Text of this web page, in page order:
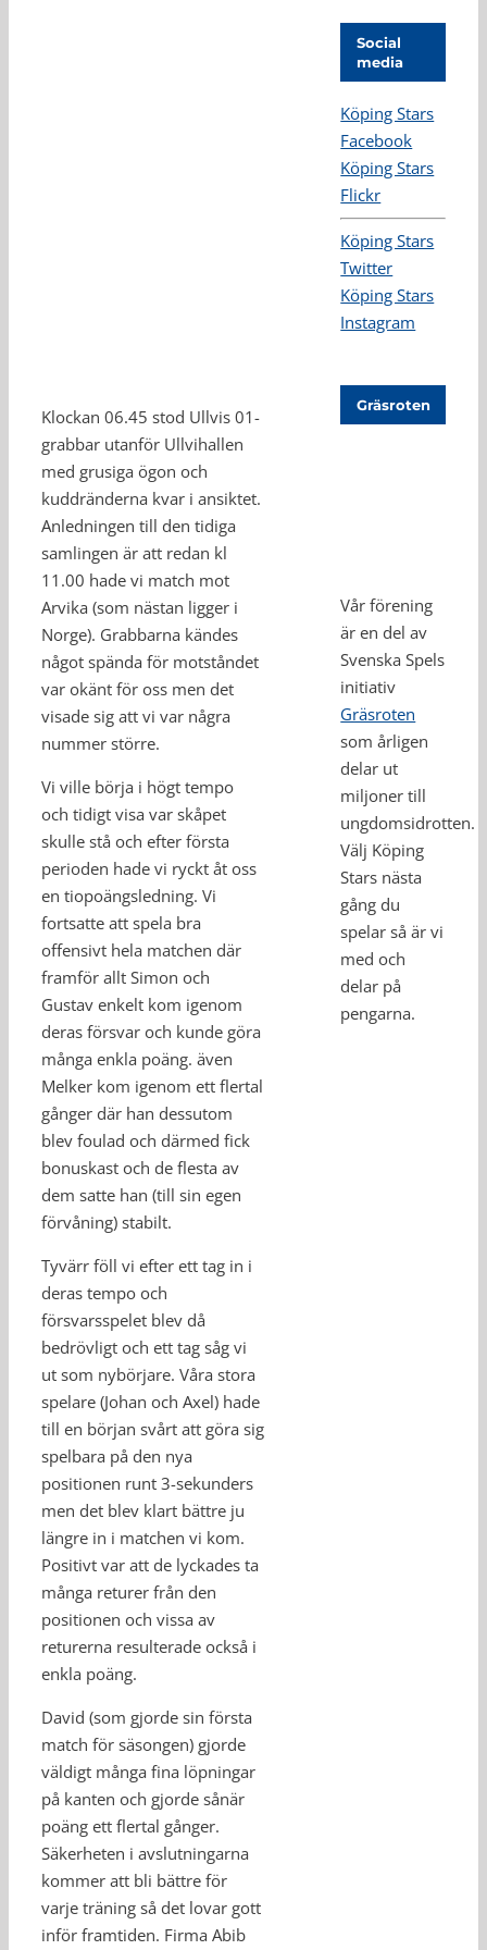
Klockan 06.45 stod Ullvis 01-
grabbar utanför Ullvihallen
med grusiga ögon och
kuddränderna kvar i ansiktet.
Anledningen till den tidiga
samlingen är att redan kl
11.00 hade vi match mot
Arvika (som nästan ligger i
Norge). Grabbarna kändes
något spända för motståndet
var okänt för oss men det
visade sig att vi var några
nummer större.
Vi ville börja i högt tempo
och tidigt visa var skåpet
skulle stå och efter första
perioden hade vi ryckt åt oss
en tiopoängsledning. Vi
fortsatte att spela bra
offensivt hela matchen där
framför allt Simon och
Gustav enkelt kom igenom
deras försvar och kunde göra
många enkla poäng. även
Melker kom igenom ett flertal
gånger där han dessutom
blev foulad och därmed fick
bonuskast och de flesta av
dem satte han (till sin egen
förvåning) stabilt.
Tyvärr föll vi efter ett tag in i
deras tempo och
försvarsspelet blev då
bedrövligt och ett tag såg vi
ut som nybörjare. Våra stora
spelare (Johan och Axel) hade
till en början svårt att göra sig
spelbara på den nya
positionen runt 3-sekunders
men det blev klart bättre ju
längre in i matchen vi kom.
Positivt var att de lyckades ta
många returer från den
positionen och vissa av
returerna resulterade också i
enkla poäng.
David (som gjorde sin första
match för säsongen) gjorde
väldigt många fina löpningar
på kanten och gjorde sånär
poäng ett flertal gånger.
Säkerheten i avslutningarna
kommer att bli bättre för
varje träning så det lovar gott
inför framtiden. Firma Abib
Social
media
Köping Stars
Facebook
Köping Stars
Flickr
Köping Stars
Twitter
Köping Stars
Instagram
Gräsroten
Vår förening
är en del av
Svenska Spels
initiativ
Gräsroten
som årligen
delar ut
miljoner till
ungdomsidrotten.
Välj Köping
Stars nästa
gång du
spelar så är vi
med och
delar på
pengarna.